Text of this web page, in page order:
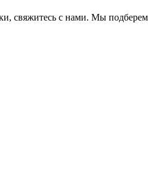
свяжитесь с нами. Мы